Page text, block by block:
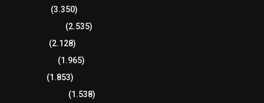
(3.350)
(2.535)
(2.128)
(1.965)
(1.853)
(1.538)